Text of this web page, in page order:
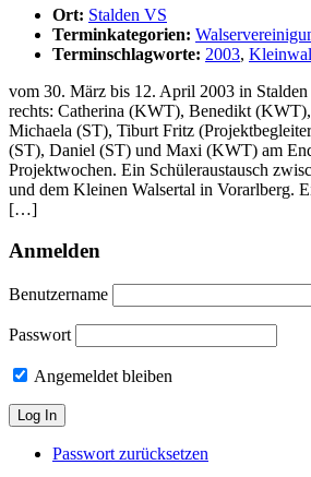
Ort: Stalden VS
Terminkategorien:
Terminschlagworte: 2003,
vom 30. März bis 12. April 2003 in
rechts: Catherina (KWT), Benedikt
Michaela (ST), Tiburt Fritz
(ST), Daniel (ST) und Maxi (KWT) am
Projektwochen. Ein Schüleraustausch
und dem Kleinen Walsertal in Vorarlberg.
[…]
Anmelden
Benutzername
Passwort
Angemeldet bleiben
Passwort zurücksetzen